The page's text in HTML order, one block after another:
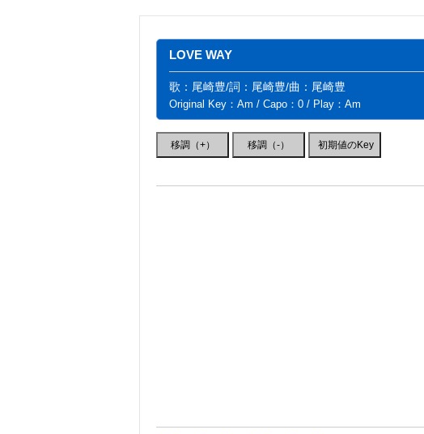
LOVE WAY
歌：尾崎豊/詞：尾崎豊/曲：尾崎豊
Original Key：Am / Capo：0 / Play：Am